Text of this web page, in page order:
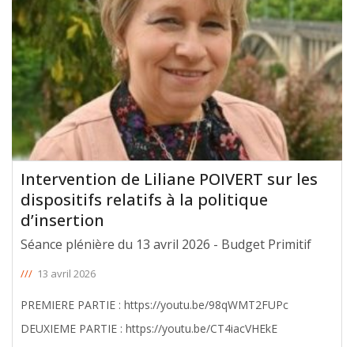
Intervention de Liliane POIVERT sur les
dispositifs relatifs à la politique
d’insertion
Séance plénière du 13 avril 2026 - Budget Primitif
/// 13 avril 2026
PREMIERE PARTIE : https://youtu.be/98qWMT2FUPc
DEUXIEME PARTIE : https://youtu.be/CT4iacVHEkE